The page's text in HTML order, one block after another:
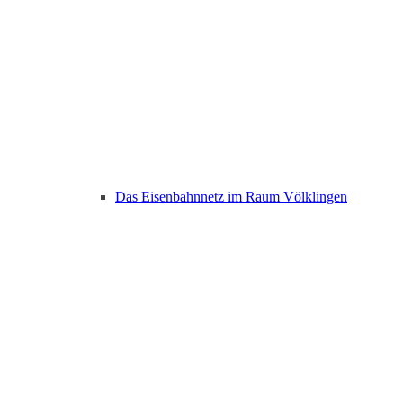
Das Eisenbahnnetz im Raum Völklingen